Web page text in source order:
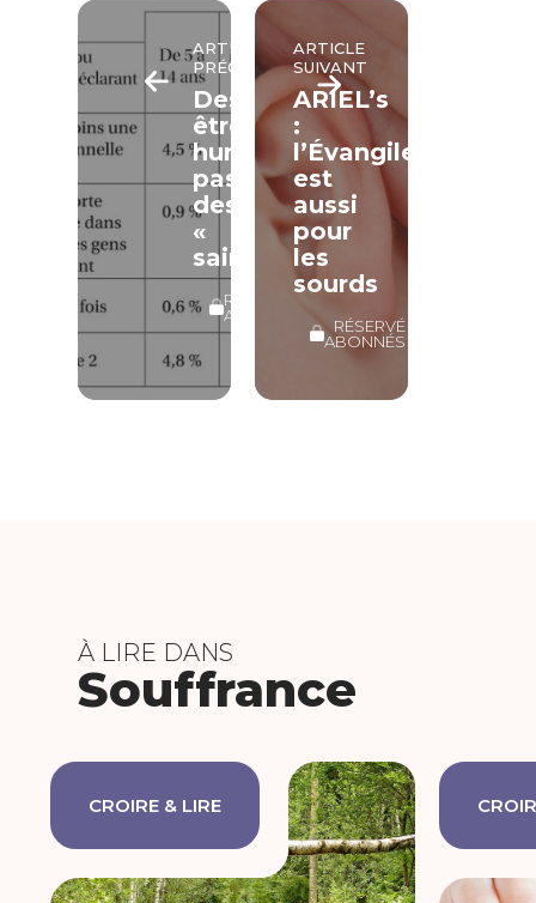
ARTICLE
PRÉCÉDENT
Des
êtres
humains,
pas
des
«
saints » !
RÉSERVÉ
ABONNÉS
ARTICLE
SUIVANT
ARIEL’s
:
l’Évangile
est
aussi
pour
les
sourds
RÉSERVÉ
ABONNÉS
À LIRE DANS
Souffrance
CROIRE & LIRE